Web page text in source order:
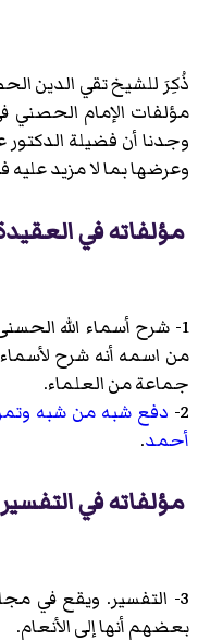
ذُكِرَ للشيخ تقي الدين
مؤلفات الإمام الحصني
وجدنا أن فضيلة
وعرضها بما لا مزيد
مؤلفاته في
1- شرح أسماء الله
من اسمه أنه شرح
جماعة من العلماء.
2- دفع شبه من شبه
أحمد.
مؤلفاته في التفسير
3- التفسير. ويقع في
بعضهم أنها إلى الأنعام.